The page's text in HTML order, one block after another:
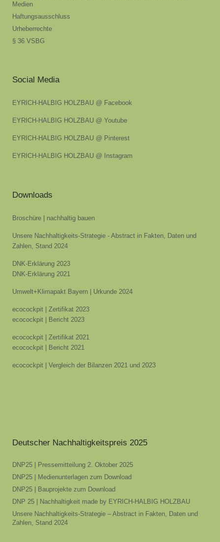
Medien
Haftungsausschluss
Urheberrechte
§ 36 VSBG
Social Media
EYRICH-HALBIG HOLZBAU @ Facebook
EYRICH-HALBIG HOLZBAU @ Youtube
EYRICH-HALBIG HOLZBAU @ Pinterest
EYRICH-HALBIG HOLZBAU @ Instagram
Downloads
Broschüre | nachhaltig bauen
Unsere Nachhaltigkeits-Strategie - Abstract in Fakten, Daten und
Zahlen, Stand 2024
DNK-Erklärung 2023
DNK-Erklärung 2021
Umwelt+Klimapakt Bayern | Urkunde 2024
ecocockpit | Zertifikat 2023
ecocockpit | Bericht 2023
ecocockpit | Zertifikat 2021
ecocockpit | Bericht 2021
ecocockpit | Vergleich der Bilanzen 2021 und 2023
Deutscher Nachhaltigkeitspreis 2025
DNP25 | Pressemitteilung 2. Oktober 2025
DNP25 | Medienunterlagen zum Download
DNP25 | Bauprojekte zum Download
DNP 25 | Nachhaltigkeit made by EYRICH-HALBIG HOLZBAU
Unsere Nachhaltigkeits-Strategie – Abstract in Fakten, Daten und
Zahlen, Stand 2024